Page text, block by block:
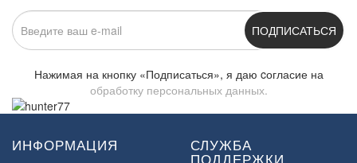
ПОДПИСАТЬСЯ
Нажимая на кнопку «Подписаться», я даю cогласие на
обработку персональных данных.
ИНФОРМАЦИЯ СЛУЖБА
ПОДДЕРЖКИ